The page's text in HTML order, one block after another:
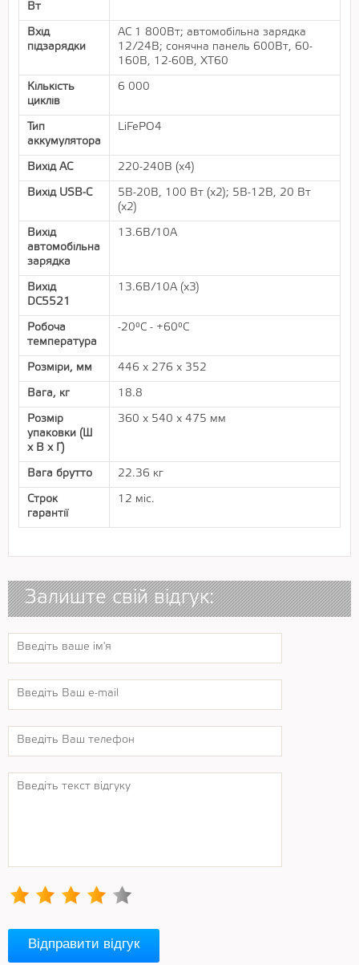
Вт
Вхід
підзарядки
AC 1 800Вт; автомобільна зарядка
12/24В; сонячна панель 600Вт, 60-
160В, 12-60В, XT60
Кількість
циклів
6 000
Тип
аккумулятора
LiFePO4
Вихід AC 220-240В (х4)
Вихід USB-C
5В-20В, 100 Вт (х2); 5В-12В, 20 Вт
(х2)
Вихід
автомобільна
зарядка
13.6В/10A
Вихід
DC5521
13.6В/10A (х3)
Робоча
температура
-20°C - +60°C
Розміри, мм 446 х 276 х 352
Вага, кг 18.8
Розмір
упаковки (Ш
х В х Г)
360 x 540 x 475 мм
Вага брутто 22.36 кг
Строк
гарантії
12 міс.
Залиште свій відгук:
Відправити відгук